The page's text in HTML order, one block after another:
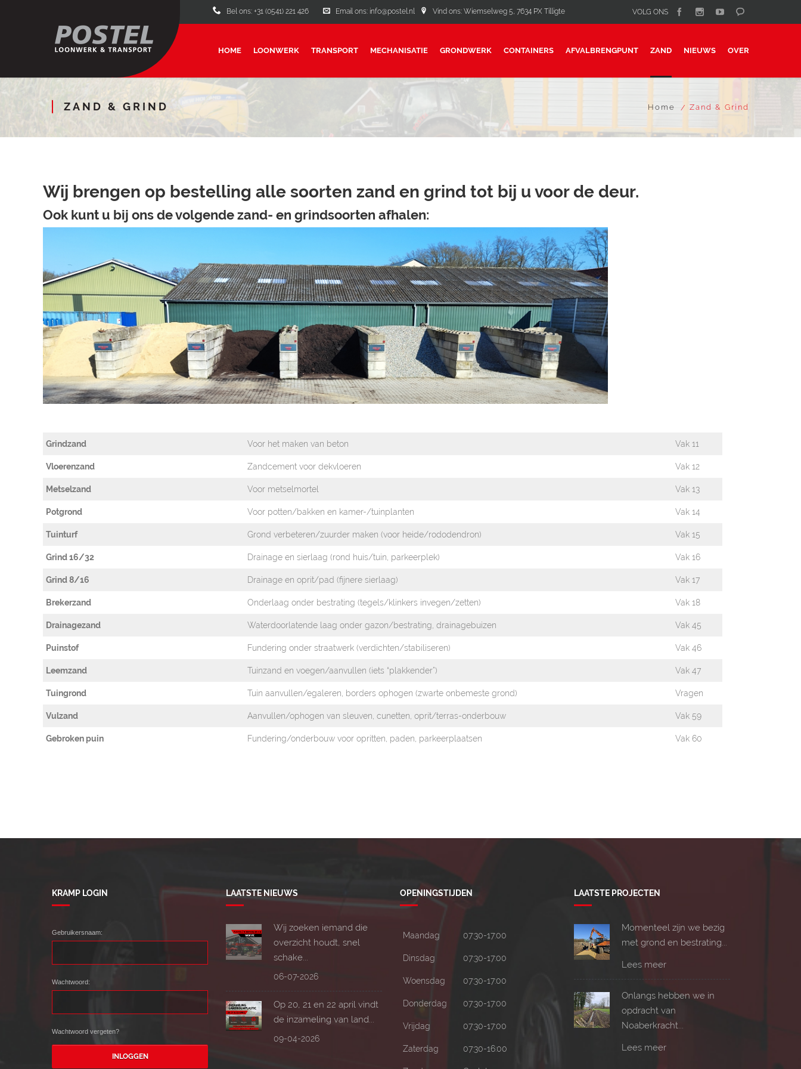
Bel ons: +31 (0541) 221 426 Email ons: info@postel.nl Vind ons: Wiemselweg 5, 7634 PX Tilligte VOLG ONS
HOME LOONWERK TRANSPORT MECHANISATIE GRONDWERK CONTAINERS AFVALBRENGPUNT ZAND NIEUWS OVER
ZAND & GRIND Home Zand & Grind
Wij brengen op bestelling alle soorten zand en grind tot bij u voor de deur.
Ook kunt u bij ons de volgende zand- en grindsoorten afhalen:
Grindzand Voor het maken van beton Vak 11
Vloerenzand Zandcement voor dekvloeren Vak 12
Metselzand Voor metselmortel Vak 13
Potgrond Voor potten/bakken en kamer-/tuinplanten Vak 14
Tuinturf Grond verbeteren/zuurder maken (voor heide/rododendron) Vak 15
Grind 16/32 Drainage en sierlaag (rond huis/tuin, parkeerplek) Vak 16
Grind 8/16 Drainage en oprit/pad (fijnere sierlaag) Vak 17
Brekerzand Onderlaag onder bestrating (tegels/klinkers invegen/zetten) Vak 18
Drainagezand Waterdoorlatende laag onder gazon/bestrating, drainagebuizen Vak 45
Puinstof Fundering onder straatwerk (verdichten/stabiliseren) Vak 46
Leemzand Tuinzand en voegen/aanvullen (iets “plakkender”) Vak 47
Tuingrond Tuin aanvullen/egaleren, borders ophogen (zwarte onbemeste grond) Vragen
Vulzand Aanvullen/ophogen van sleuven, cunetten, oprit/terras-onderbouw Vak 59
Gebroken puin Fundering/onderbouw voor opritten, paden, parkeerplaatsen Vak 60
KRAMP LOGIN
Gebruikersnaam:
Wachtwoord:
Wachtwoord vergeten?
LAATSTE NIEUWS
Wij zoeken iemand die
overzicht houdt, snel
schake...
06-07-2026
Op 20, 21 en 22 april vindt
de inzameling van land...
09-04-2026
OPENINGSTIJDEN
Maandag 07:30-17:00
Dinsdag 07:30-17:00
Woensdag 07:30-17:00
Donderdag 07:30-17:00
Vrijdag 07:30-17:00
Zaterdag 07:30-16:00
LAATSTE PROJECTEN
Momenteel zijn we bezig
met grond en bestrating...
Lees meer
Onlangs hebben we in
opdracht van
Noaberkracht...
Lees meer